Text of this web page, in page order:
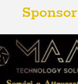
Sponsor